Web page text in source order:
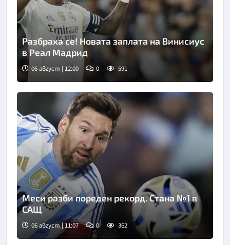
Разбраха се! Новата заплата на Винисиус
в Реал Мадрид
06 август | 12:00 0 591
Меси разби пореден рекорд. Стана №1 в
САЩ
06 август | 11:07 0 362